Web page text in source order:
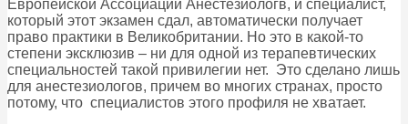
Европейской Ассоциации Анестезиологв, и специалист,
который этот экзамен сдал, автоматически получает
право практики в Великобритании. Но это в какой-то
степени эксклюзив – ни для одной из терапевтических
специальностей такой привилегии нет. Это сделано лишь
для анестезиологов, причем во многих странах, просто
потому, что специалистов этого профиля не хватает.